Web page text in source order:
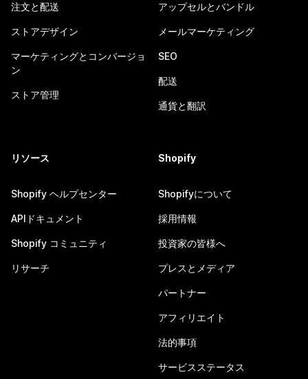
注文と配送
ストアデザイン
マーケティングとコンバージョ
ン
ストア管理
アップセルとバンドル
メールマーケティング
SEO
配送
通貨と翻訳
リソース
Shopify ヘルプセンター
APIドキュメント
Shopify コミュニティ
リサーチ
Shopify
Shopifyについて
採用情報
投資家の皆様へ
プレスとメディア
パートナー
アフィリエイト
法的事項
サービスステータス